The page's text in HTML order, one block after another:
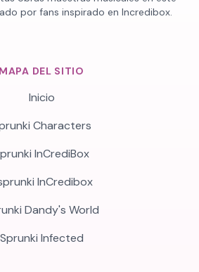
por fans inspirado en Incredibox.
MAPA DEL SITIO
Inicio
Characters
InCrediBox
InCredibox
Dandy's World
Sprunki Infected